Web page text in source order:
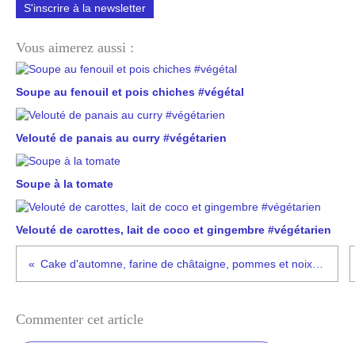
S'inscrire à la newsletter
Vous aimerez aussi :
Soupe au fenouil et pois chiches #végétal
Velouté de panais au curry #végétarien
Soupe à la tomate
Velouté de carottes, lait de coco et gingembre #végétarien
Commenter cet article